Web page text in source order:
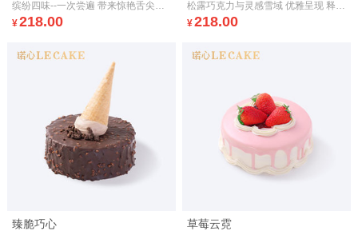
缤纷四味--一次尝遍 带来惊艳舌尖的曼妙滋味
¥218.00
松露巧克力与灵感雪域 优雅呈现 释放双重诱惑
¥218.00
臻脆巧心 草莓云霓